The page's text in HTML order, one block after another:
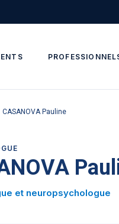
CASANOVA Pauline
et neuropsychologue